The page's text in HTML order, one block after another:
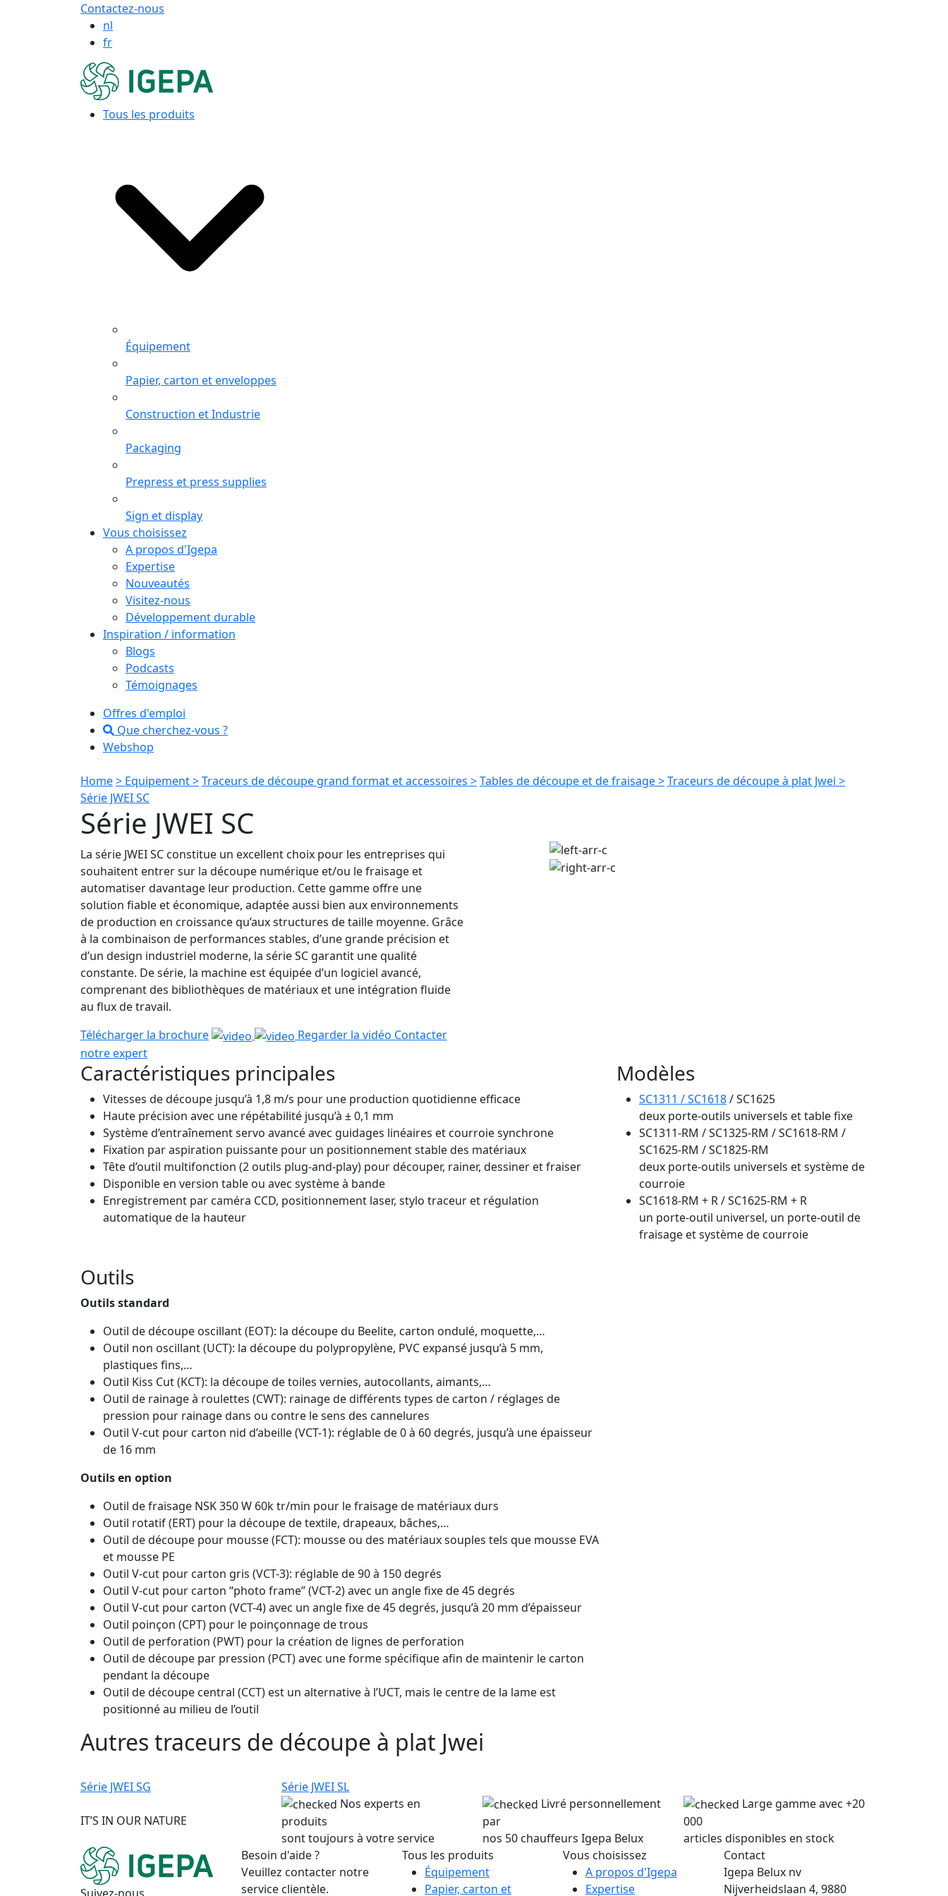
Contactez-nous
nl
fr
Tous les produits
Équipement
Papier, carton et enveloppes
Construction et Industrie
Packaging
Prepress et press supplies
Sign et display
Vous choisissez
A propos d'Igepa
Expertise
Nouveautés
Visitez-nous
Développement durable
Inspiration / information
Blogs
Podcasts
Témoignages
Offres d'emploi
Que cherchez-vous ?
Webshop
Home> Equipement >Traceurs de découpe grand format et accessoires >Tables de découpe et de fraisage >Traceurs de découpe à plat Jwei >
Série JWEI SC
Série JWEI SC
La série JWEI SC constitue un excellent choix pour les entreprises qui
souhaitent entrer sur la découpe numérique et/ou le fraisage et
automatiser davantage leur production. Cette gamme offre une
solution fiable et économique, adaptée aussi bien aux environnements
de production en croissance qu’aux structures de taille moyenne. Grâce
à la combinaison de performances stables, d’une grande précision et
d’un design industriel moderne, la série SC garantit une qualité
constante. De série, la machine est équipée d’un logiciel avancé,
comprenant des bibliothèques de matériaux et une intégration fluide
au flux de travail.
Télécharger la brochure
Regarder la vidéo Contacter
notre expert
Caractéristiques principales
Vitesses de découpe jusqu’à 1,8 m/s pour une production quotidienne efficace
Haute précision avec une répétabilité jusqu’à ± 0,1 mm
Système d’entraînement servo avancé avec guidages linéaires et courroie synchrone
Fixation par aspiration puissante pour un positionnement stable des matériaux
Tête d’outil multifonction (2 outils plug-and-play) pour découper, rainer, dessiner et fraiser
Disponible en version table ou avec système à bande
Enregistrement par caméra CCD, positionnement laser, stylo traceur et régulation
automatique de la hauteur
Outils
Outils standard
Outil de découpe oscillant (EOT): la découpe du Beelite, carton ondulé, moquette,…
Outil non oscillant (UCT): la découpe du polypropylène, PVC expansé jusqu’à 5 mm,
plastiques fins,…
Outil Kiss Cut (KCT): la découpe de toiles vernies, autocollants, aimants,…
Outil de rainage à roulettes (CWT): rainage de différents types de carton / réglages de
pression pour rainage dans ou contre le sens des cannelures
Outil V-cut pour carton nid d’abeille (VCT-1): réglable de 0 à 60 degrés, jusqu’à une épaisseur
de 16 mm
Outils en option
Outil de fraisage NSK 350 W 60k tr/min pour le fraisage de matériaux durs
Outil rotatif (ERT) pour la découpe de textile, drapeaux, bâches,…
Outil de découpe pour mousse (FCT): mousse ou des matériaux souples tels que mousse EVA
et mousse PE
Outil V-cut pour carton gris (VCT-3): réglable de 90 à 150 degrés
Outil V-cut pour carton “photo frame” (VCT-2) avec un angle fixe de 45 degrés
Outil V-cut pour carton (VCT-4) avec un angle fixe de 45 degrés, jusqu’à 20 mm d’épaisseur
Outil poinçon (CPT) pour le poinçonnage de trous
Outil de perforation (PWT) pour la création de lignes de perforation
Outil de découpe par pression (PCT) avec une forme spécifique afin de maintenir le carton
pendant la découpe
Outil de découpe central (CCT) est un alternative à l’UCT, mais le centre de la lame est
positionné au milieu de l’outil
Modèles
SC1311 / SC1618/ SC1625
deux porte-outils universels et table fixe
SC1311-RM / SC1325-RM / SC1618-RM /
SC1625-RM / SC1825-RM
deux porte-outils universels et système de
courroie
SC1618-RM + R / SC1625-RM + R
un porte-outil universel, un porte-outil de
fraisage et système de courroie
Autres traceurs de découpe à plat Jwei
Série JWEI SG Série JWEI SL
IT’S IN OUR NATURE
Nos experts en
produits
sont toujours à votre service
Livré personnellement
par
nos 50 chauffeurs Igepa Belux
Large gamme avec +20
000
articles disponibles en stock
Besoin d'aide ?
Veuillez contacter notre
service clientèle.
Tous les produits
Équipement
Papier, carton et
Vous choisissez
A propos d'Igepa
Expertise
Contact
Igepa Belux nv
Nijverheidslaan 4, 9880